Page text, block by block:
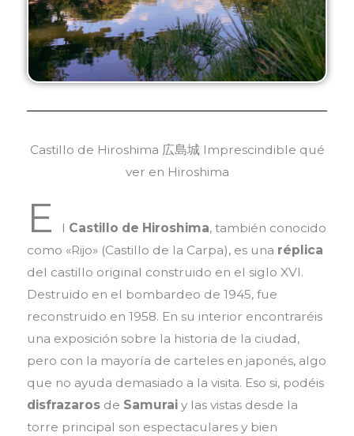
Castillo de Hiroshima 広島城Imprescindible qué
ver en Hiroshima
E l Castillo de Hiroshima, también conocido
como «Rijo» (Castillo de la Carpa), es una réplica
del castillo original construido en el siglo XVI.
Destruido en el bombardeo de 1945, fue
reconstruido en 1958. En su interior encontraréis
una exposición sobre la historia de la ciudad,
pero con la mayoría de carteles en japonés, algo
que no ayuda demasiado a la visita. Eso si, podéis
disfrazarosde Samuraiy las vistas desde la
torre principal son espectaculares y bien